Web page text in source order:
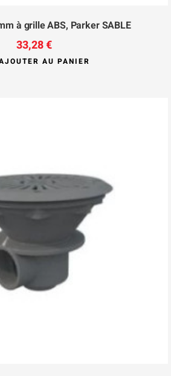
à grille ABS, Parker SABLE
33,28 €
AU PANIER